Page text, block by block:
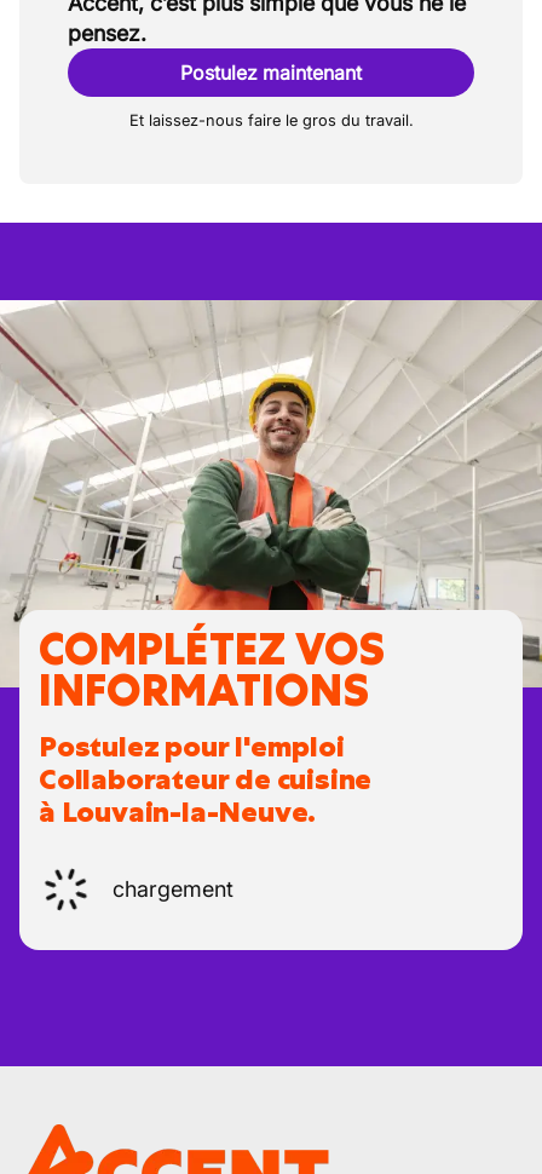
pensez.
Postulez maintenant
Et laissez-nous faire le gros du travail.
COMPLÉTEZ VOS
INFORMATIONS
Postulez pour l'emploi
Collaborateur de cuisine
à Louvain-la-Neuve.
chargement